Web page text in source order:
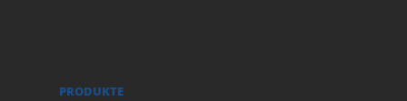
PRODUKTE